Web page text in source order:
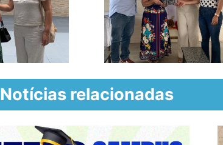
Notícias relacionadas